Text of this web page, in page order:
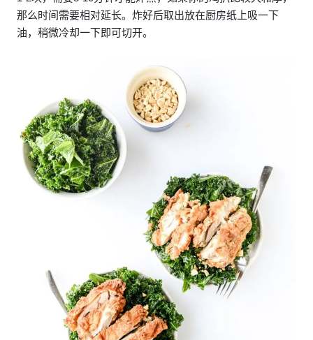
那么时间需要相对延长。炸好后取出放在厨房纸上吸一下
油，稍微冷却一下即可切开。